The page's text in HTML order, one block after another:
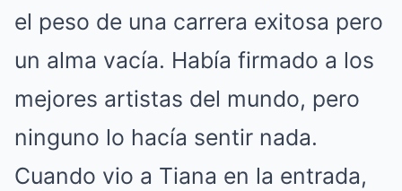
el peso de una carrera exitosa pero
un alma vacía. Había firmado a los
mejores artistas del mundo, pero
ninguno lo hacía sentir nada.
Cuando vio a Tiana en la entrada,